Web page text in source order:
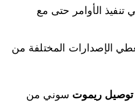
تنفيذ الأوامر حتى مع
الإصدارات المختلفة من
توصيل ريموت سوني من